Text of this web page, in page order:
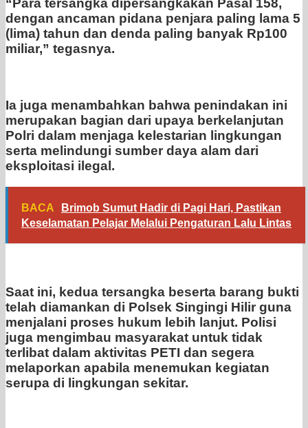
“Para tersangka dipersangkakan Pasal 158,
dengan ancaman pidana penjara paling lama 5
(lima) tahun dan denda paling banyak Rp100
miliar,” tegasnya.
Ia juga menambahkan bahwa penindakan ini
merupakan bagian dari upaya berkelanjutan
Polri dalam menjaga kelestarian lingkungan
serta melindungi sumber daya alam dari
eksploitasi ilegal.
BACA
Brimob Sumut Hadir di Pagi Hari, Pastikan
Keselamatan Pelajar Melalui Pengaturan Lalu Lintas
Saat ini, kedua tersangka beserta barang bukti
telah diamankan di Polsek Singingi Hilir guna
menjalani proses hukum lebih lanjut. Polisi
juga mengimbau masyarakat untuk tidak
terlibat dalam aktivitas PETI dan segera
melaporkan apabila menemukan kegiatan
serupa di lingkungan sekitar.